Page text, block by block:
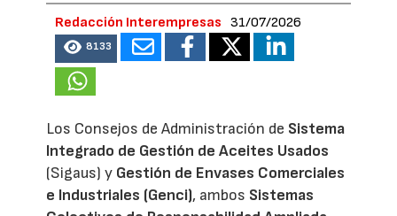
Redacción Interempresas 31/07/2026
8133
Los Consejos de Administración de Sistema
Integrado de Gestión de Aceites Usados
(Sigaus) y Gestión de Envases Comerciales
e Industriales (Genci), ambos Sistemas